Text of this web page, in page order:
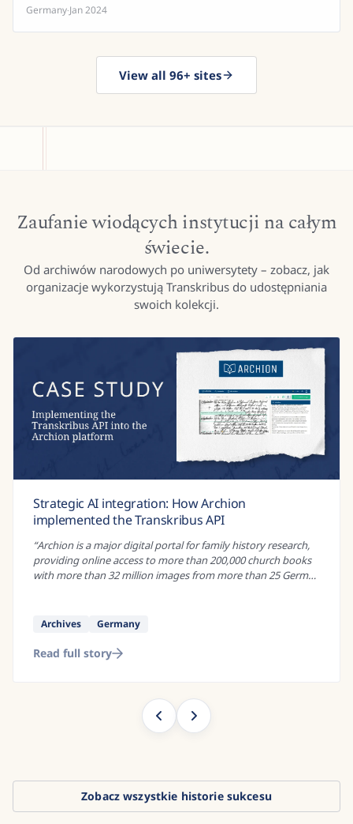
Germany·Jan 2024
View all 96+ sites
Zaufanie wiodących instytucji na całym
świecie.
Od archiwów narodowych po uniwersytety – zobacz, jak
organizacje wykorzystują Transkribus do udostępniania
swoich kolekcji.
Enevældens Nyheder Online: An award-winning
project to create digital versions of historical
“If you wanted to study social control under absolutist rule,
there are many historical sources that could be of interest.
Research Danish
Read full story
Zobacz wszystkie historie sukcesu